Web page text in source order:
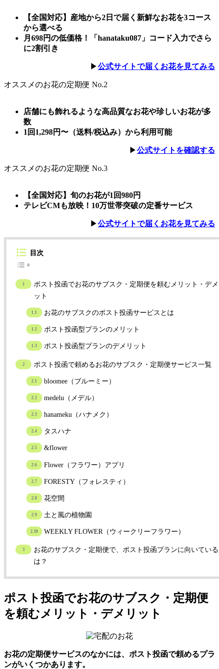
【全国対応】産地から2日で届く新鮮なお花を3コース
から選べる
月698円の低価格！「hanataku087」コード入力でさら
に2割引き
▶︎公式サイトで届くお花を見てみる
オススメのお花の定期便 No.2
店舗にも飾れるような高品質なお花や珍しいお花が多
数
1回1,298円〜（送料/税込み）から利用可能
▶︎公式サイトを確認する
オススメのお花の定期便 No.3
【全国対応】旬のお花が1回980円
テレビCMも放映！10万世帯突破の定番サービス
▶︎公式サイトで届くお花を見てみる
目次
ポスト投函でお花のサブスク・定期便を頼むメリット・デ
ット
お花のサブスクのポスト投函サービスとは
ポスト投函型プランのメリット
ポスト投函型プランのデメリット
ポスト投函で頼めるお花のサブスク・定期便サービス一覧
bloomee（ブルーミー）
medelu（メデル）
hanameku（ハナメク）
タスハナ
&flower
Flower（フラワー）アプリ
FORESTY（フォレスティ）
花空間
土と風の植物園
WEEKLY FLOWER（ウィークリーフラワー）
お花のサブスク・定期便で、ポスト投函プランに向いてい
は？
ポスト投函でお花のサブスク・定期便
を頼むメリット・デメリット
お花の定期便サービスのなかには、ポスト投函で頼めるプラ
ンがいくつかあります。